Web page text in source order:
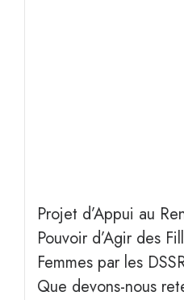
Projet d’Appui au
Pouvoir d’Agir des
Femmes par les
Que devons-nous